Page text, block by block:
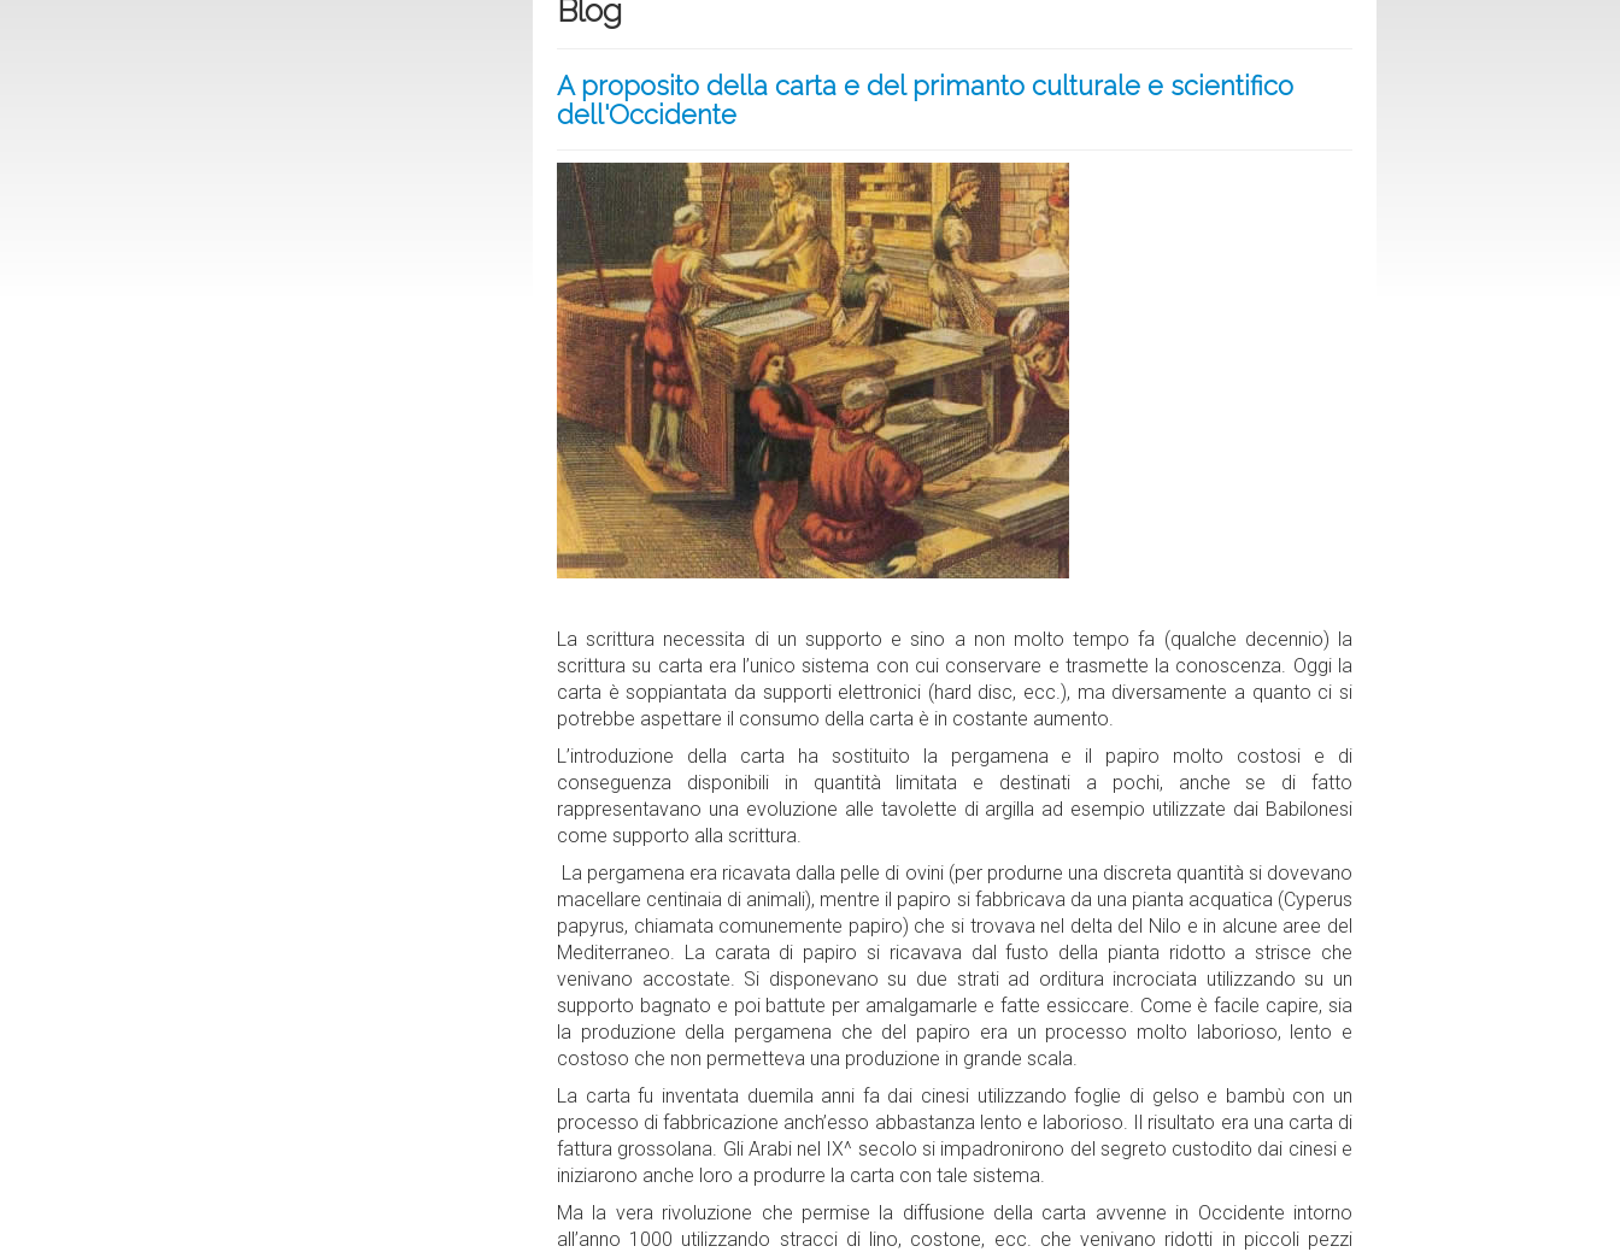
Blog
A proposito della carta e del primanto culturale e scientifico
dell'Occidente
La scrittura necessita di un supporto e sino a non molto tempo fa (qualche decennio) la
scrittura su carta era l’unico sistema con cui conservare e trasmette la conoscenza. Oggi la
carta è soppiantata da supporti elettronici (hard disc, ecc.), ma diversamente a quanto ci si
potrebbe aspettare il consumo della carta è in costante aumento.
L’introduzione della carta ha sostituito la pergamena e il papiro molto costosi e di
conseguenza disponibili in quantità limitata e destinati a pochi, anche se di fatto
rappresentavano una evoluzione alle tavolette di argilla ad esempio utilizzate dai Babilonesi
come supporto alla scrittura.
La pergamena era ricavata dalla pelle di ovini (per produrne una discreta quantità si dovevano
macellare centinaia di animali), mentre il papiro si fabbricava da una pianta acquatica (Cyperus
papyrus, chiamata comunemente papiro) che si trovava nel delta del Nilo e in alcune aree del
Mediterraneo. La carata di papiro si ricavava dal fusto della pianta ridotto a strisce che
venivano accostate. Si disponevano su due strati ad orditura incrociata utilizzando su un
supporto bagnato e poi battute per amalgamarle e fatte essiccare. Come è facile capire, sia
la produzione della pergamena che del papiro era un processo molto laborioso, lento e
costoso che non permetteva una produzione in grande scala.
La carta fu inventata duemila anni fa dai cinesi utilizzando foglie di gelso e bambù con un
processo di fabbricazione anch’esso abbastanza lento e laborioso. Il risultato era una carta di
fattura grossolana. Gli Arabi nel IX^ secolo si impadronirono del segreto custodito dai cinesi e
iniziarono anche loro a produrre la carta con tale sistema.
Ma la vera rivoluzione che permise la diffusione della carta avvenne in Occidente intorno
all’anno 1000 utilizzando stracci di lino, costone, ecc. che venivano ridotti in piccoli pezzi